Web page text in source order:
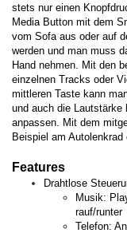
stets nur einen
Media Button mit dem
vom Sofa aus oder auf
werden und man muss
Hand nehmen. Mit den
einzelnen Tracks oder
mittleren Taste kann
und auch die
anpassen. Mit dem
Beispiel am Autolenkrad
Features
Drahtlose
Musik:
rauf/runter
Telefon: